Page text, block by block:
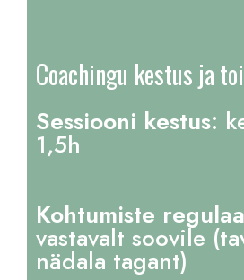
Coachingu kestus ja
Sessiooni kestus:
1,5h
Kohtumiste
vastavalt soovile
nädala tagant)